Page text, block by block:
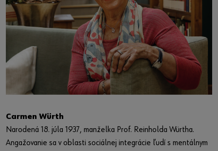
Carmen Würth
Narodená 18. júla 1937, manželka Prof. Reinholda Würtha.
Angažovanie sa v oblasti sociálnej integrácie ľudí s mentálnym